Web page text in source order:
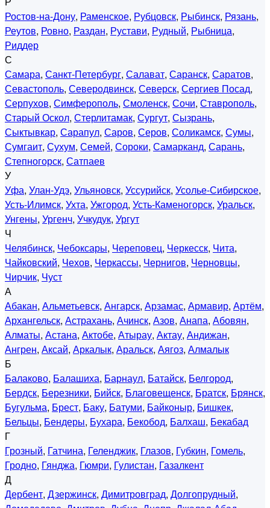
Ростов-на-Дону, Раменское, Рубцовск, Рыбинск, Рязань,
Реутов, Ровно, Раздан, Рустави, Рудный, Рыбница,
Риддер
С
Самара, Санкт-Петербург, Салават, Саранск, Саратов,
Севастополь, Северодвинск, Северск, Сергиев Посад,
Серпухов, Симферополь, Смоленск, Сочи, Ставрополь,
Старый Оскол, Стерлитамак, Сургут, Сызрань,
Сыктывкар, Сарапул, Саров, Серов, Соликамск, Сумы,
Сумгаит, Сухум, Семей, Сороки, Самарканд, Сарань,
Степногорск, Сатпаев
У
Уфа, Улан-Удэ, Ульяновск, Уссурийск, Усолье-Сибирское,
Усть-Илимск, Ухта, Ужгород, Усть-Каменогорск, Уральск,
Унгены, Ургенч, Учкудук, Ургут
Ч
Челябинск, Чебоксары, Череповец, Черкесск, Чита,
Чайковский, Чехов, Черкассы, Чернигов, Черновцы,
Чирчик, Чуст
А
Абакан, Альметьевск, Ангарск, Арзамас, Армавир, Артём,
Архангельск, Астрахань, Ачинск, Азов, Анапа, Абовян,
Алматы, Астана, Актобе, Атырау, Актау, Андижан,
Ангрен, Аксай, Аркалык, Аральск, Аягоз, Алмалык
Б
Балаково, Балашиха, Барнаул, Батайск, Белгород,
Бердск, Березники, Бийск, Благовещенск, Братск, Брянск,
Бугульма, Брест, Баку, Батуми, Байконыр, Бишкек,
Бельцы, Бендеры, Бухара, Бекобод, Балхаш, Бекабад
Г
Грозный, Гатчина, Геленджик, Глазов, Губкин, Гомель,
Гродно, Гянджа, Гюмри, Гулистан, Газалкент
Д
Дербент, Дзержинск, Димитровград, Долгопрудный,